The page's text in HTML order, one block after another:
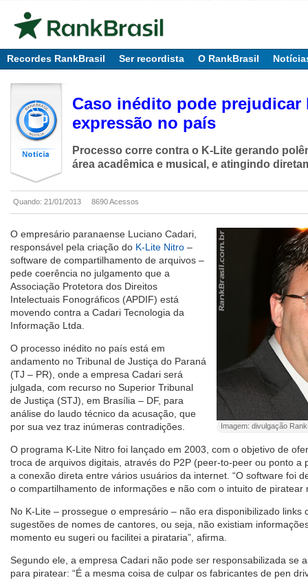
Recordes RankBrasil Ser recordista O RankBrasil
Caso inédito pode prejudicar
expressão no país
Processo corre contra o K-Lite gerando
área acadêmica e musical, e atingindo
Quando: 21/01/2013 8690 Acessos
Imagem: divulgação
O empresário paranaense Luciano Cadari,
responsável pela criação do K-Lite Nitro –
software de compartilhamento de arquivos –
pede coerência no julgamento que a
Associação Protetora dos Direitos
Intelectuais Fonográficos (APDIF) está
movendo contra a Cadari Tecnologia da
Informação Ltda.
O processo inédito no país está em
andamento no Tribunal de Justiça do Paraná
(TJ – PR), onde a empresa Cadari será
julgada, com recurso no Superior Tribunal
de Justiça (STJ), em Brasília – DF, para
análise do laudo técnico da acusação, que
por sua vez traz inúmeras contradições.
O programa K-Lite Nitro foi lançado em 2003, com o objetivo de
troca de arquivos digitais, através do P2P (peer-to-peer ou ponto a
a conexão direta entre vários usuários da internet. “O software foi
o compartilhamento de informações e não com o intuito de piratear
No K-Lite – prossegue o empresário – não era disponibilizado links
sugestões de nomes de cantores, ou seja, não existiam
momento eu sugeri ou facilitei a pirataria”, afirma.
Segundo ele, a empresa Cadari não pode ser responsabilizada se
para piratear: “É a mesma coisa de culpar os fabricantes de pen